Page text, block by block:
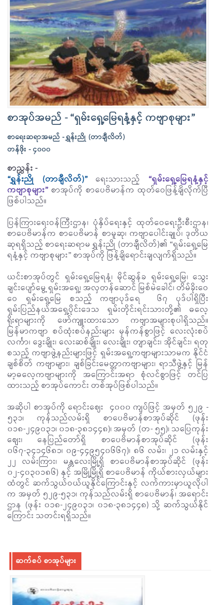
စာအုပ်အမည် - “ရှမ်းရှေ့မြေရနံ့နှင့် ကဗျာစုများ”
စာရေးဆရာအမည် - ရွှန်းညို (တာချီလိတ်)
တန်ဖိုး - ၄၀၀၀
စာညွှန်း -
“ရွှန်းညို (တာချီလိတ်)”ရေးသားသည့် “ရှမ်းရှေ့မြေရနံ့နှင့်
ကဗျာစုများ” စာအုပ်ကို စာပေဗိမာန်က ထုတ်ဝေဖြန့်ချိလိုက်ပြီ
ဖြစ်ပါသည်။
ပြန်ကြားရေးဝန်ကြီးဌာန၊ ပုံနှိပ်ရေးနှင့် ထုတ်ဝေရေးဦးစီးဌာန၊
စာပေဗိမာန်က စာပေဗိမာန် စာမူဆု၊ ကဗျာပေါင်းချုပ်၊ ဒုတိယ
ဆုရရှိသည့် စာရေးဆရာမ ရွှန်းညို (တာချီလိတ်)၏ “ရှမ်းရှေ့မြေ
ရနံ့နှင့် ကဗျာစုများ” စာအုပ်ကို ဖြန့်ချိရောင်းချလျက်ရှိသည်။
ယင်းစာအုပ်တွင် ရှမ်းရှေ့မြေရနံ့၊ မိုင်ဆွန်ခ ရှမ်း‌ရှေ့မြေ၊ သွေး
ချင်းပျော်မွေ့ ရှမ်းအရှေ့၊ အလှတန်ဆောင် မြစ်မဲခေါင်၊ တိမ်ခိုး‌‌ဝေ
ဝေ ရှမ်းရှေ့မြေ စသည့် ကဗျာပုဒ်ရေ ၆၇ ပုဒ်ပါရှိပြီး
ရှမ်းပြည်နယ်အရှေ့ပိုင်းဒေသ ရှမ်းတိုင်းရင်းသားတို့၏ ဓလေ့
ရိုးရာများကို ဖော်ကျူးထားသော ကဗျာအများစုပါရှိသည်။
မြန်မာကဗျာ စပ်ထုံးစပ်နည်းများ မှန်ကန်စွာဖြင့် လေးလုံးစပ်
လင်္ကာ၊ ဒွေးချိုး၊ လေးဆစ်ချိုး၊ လေးချိုး၊ တျာချင်း၊ အိုင်ချင်း၊ ရတု
စသည့် ကဗျာဖွဲ့နည်းများဖြင့် ရှမ်းအရှေ့ကဗျာများသာမက နိုင်ငံ
ချစ်စိတ် ကဗျာများ၊ ချစ်ခြင်းမေတ္တာကဗျာများ၊ ရာသီဖွဲ့နှင့် မြန်
မာ့ဓလေ့ကဗျာများကို အကြောင်းအရာ စုံလင်စွာဖြင့် တင်ပြ
ထားသည့် စာအုပ်ကောင်း တစ်အုပ်ဖြစ်ပါသည်။
အဆိုပါ စာအုပ်ကို ရောင်းဈေး ၄၀၀၀ ကျပ်ဖြင့် အမှတ် ၅၂၉ -
၅၃၁၊ ကုန်သည်လမ်းရှိ စာပေဗိမာန်စာအုပ်ဆိုင် (ဖုန်း
၀၁၈-၂၄၉၀၃၁၊ ၀၁၈-၃၈၁၄၄၈)၊ အမှတ် (တ- ၅၅)၊ သပြေကုန်း
စျေး၊ နေပြည်တော်ရှိ စာပေဗိမာန်စာအုပ်ဆိုင် (ဖုန်း
၀၆၇-၃၄၁၄၆၈၁၊ ၀၉-၄၄၉၅၄၀၆၆၇)၊ ၈၆ လမ်း၊ ၂၁ လမ်းနှင့်
၂၂ လမ်းကြား၊ မန္တလေးမြို့ရှိ စာပေဗိမာန်စာအုပ်ဆိုင် (ဖုန်း
၀၂-၄၀၃၀၁၈၆) နှင့် အမြို့မြို့ရှိ စာပေဗိမာန် ကိုယ်စားလှယ်များ
ထံတွင် ဆက်သွယ်ဝယ်ယူနိုင်ကြောင်းနှင့် လက်ကားမှာယူလိုပါ
က အမှတ် ၅၂၉-၅၃၁၊ ကုန်သည်လမ်းရှိ စာပေဗိမာန်၊ အရောင်း
ဌာန (ဖုန်း ၀၁၈-၂၄၉၀၃၁၊ ၀၁၈-၃၈၁၄၄၈) သို့ ဆက်သွယ်နိုင်
ကြောင်း သတင်းရရှိသည်။
ဆက်စပ် စာအုပ်များ